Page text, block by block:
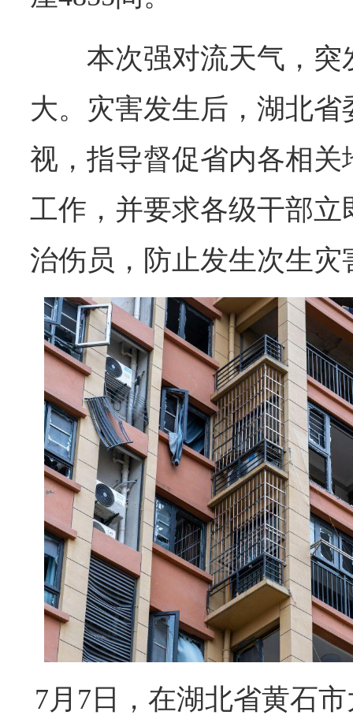
本次强对流天气，
大。灾害发生后，湖北
视，指导督促省内各相
工作，并要求各级干部
治伤员，防止发生次生灾
7月7日，在湖北省黄石